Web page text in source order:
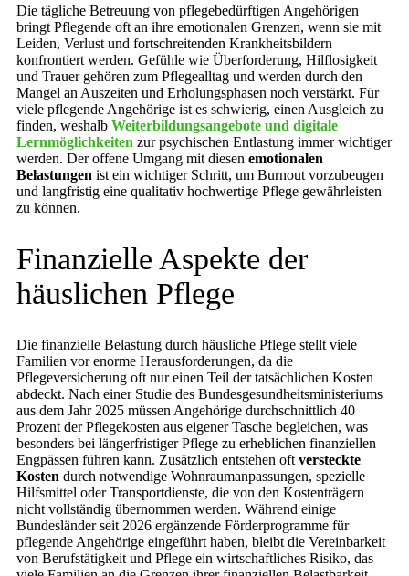
Die tägliche Betreuung von pflegebedürftigen Angehörigen
bringt Pflegende oft an ihre emotionalen Grenzen, wenn sie mit
Leiden, Verlust und fortschreitenden Krankheitsbildern
konfrontiert werden. Gefühle wie Überforderung, Hilflosigkeit
und Trauer gehören zum Pflegealltag und werden durch den
Mangel an Auszeiten und Erholungsphasen noch verstärkt. Für
viele pflegende Angehörige ist es schwierig, einen Ausgleich zu
finden, weshalb Weiterbildungsangebote und digitale
Lernmöglichkeiten zur psychischen Entlastung immer wichtiger
werden. Der offene Umgang mit diesen emotionalen
Belastungen ist ein wichtiger Schritt, um Burnout vorzubeugen
und langfristig eine qualitativ hochwertige Pflege gewährleisten
zu können.
Finanzielle Aspekte der
häuslichen Pflege
Die finanzielle Belastung durch häusliche Pflege stellt viele
Familien vor enorme Herausforderungen, da die
Pflegeversicherung oft nur einen Teil der tatsächlichen Kosten
abdeckt. Nach einer Studie des Bundesgesundheitsministeriums
aus dem Jahr 2025 müssen Angehörige durchschnittlich 40
Prozent der Pflegekosten aus eigener Tasche begleichen, was
besonders bei längerfristiger Pflege zu erheblichen finanziellen
Engpässen führen kann. Zusätzlich entstehen oft versteckte
Kosten durch notwendige Wohnraumanpassungen, spezielle
Hilfsmittel oder Transportdienste, die von den Kostenträgern
nicht vollständig übernommen werden. Während einige
Bundesländer seit 2026 ergänzende Förderprogramme für
pflegende Angehörige eingeführt haben, bleibt die Vereinbarkeit
von Berufstätigkeit und Pflege ein wirtschaftliches Risiko, das